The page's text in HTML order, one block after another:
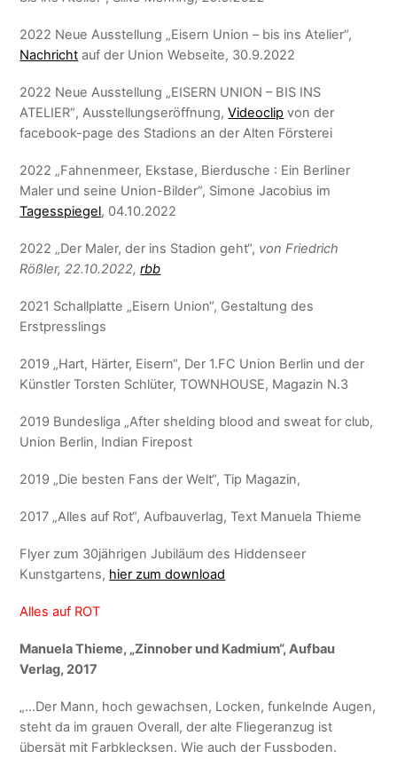
2022 Neue Ausstellung „Eisern Union – bis ins Atelier“,
Nachricht auf der Union Webseite, 30.9.2022
2022 Neue Ausstellung „EISERN UNION – BIS INS
ATELIER“, Ausstellungseröffnung,Videoclip von der
facebook-page des Stadions an der Alten Försterei
2022 „Fahnenmeer, Ekstase, Bierdusche : Ein Berliner
Maler und seine Union-Bilder“, Simone Jacobius im
Tagesspiegel, 04.10.2022
2022 „Der Maler, der ins Stadion geht“, von Friedrich
Rößler, 22.10.2022,rbb
2021 Schallplatte „Eisern Union“, Gestaltung des
Erstpresslings
2019 „Hart, Härter, Eisern“, Der 1.FC Union Berlin und der
Künstler Torsten Schlüter, TOWNHOUSE, Magazin N.3
2019 Bundesliga „After shelding blood and sweat for club,
Union Berlin, Indian Firepost
2019 „Die besten Fans der Welt“, Tip Magazin,
2017 „Alles auf Rot“, Aufbauverlag, Text Manuela Thieme
Flyer zum 30jährigen Jubiläum des Hiddenseer
Kunstgartens, hier zum download
Alles auf ROT
Manuela Thieme, „Zinnober und Kadmium“, Aufbau
Verlag, 2017
„…Der Mann, hoch gewachsen, Locken, funkelnde Augen,
steht da im grauen Overall, der alte Fliegeranzug ist
übersät mit Farbklecksen. Wie auch der Fussboden.